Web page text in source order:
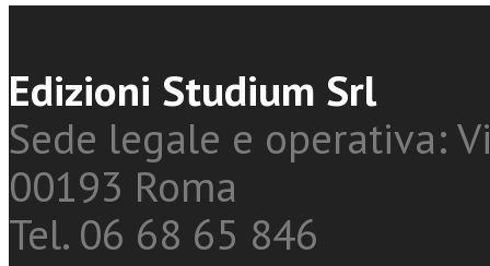
Edizioni Studium Srl
Sede legale e operativa:
00193 Roma
Tel. 06 68 65 846